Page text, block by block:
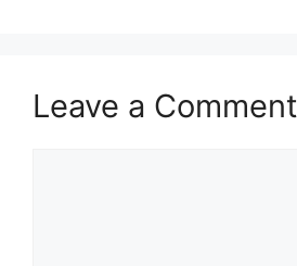
Leave a Comment